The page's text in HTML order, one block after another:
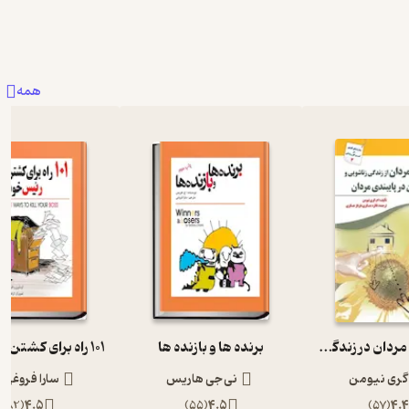
همه
علل خیانت مردان در زندگی زناشویی و نقش زنان در پایبندی مردان
گری نیومن
برنده ها و بازنده ها
نی جی هاریس
سارا